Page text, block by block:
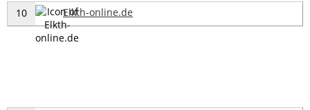
10 Elkth-online.de